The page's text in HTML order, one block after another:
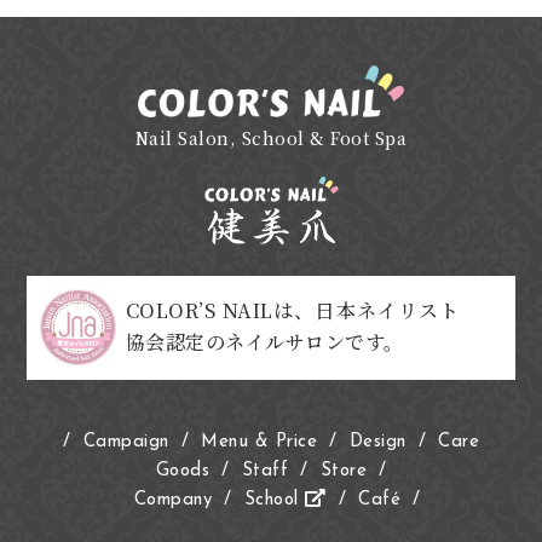
Nail Salon, School & Foot Spa
COLOR’S NAILは、日本ネイリスト
協会認定のネイルサロンです。
/ Campaign / Menu & Price / Design /
Care
Goods
/ Staff / Store
/
Company
/ School / Café /